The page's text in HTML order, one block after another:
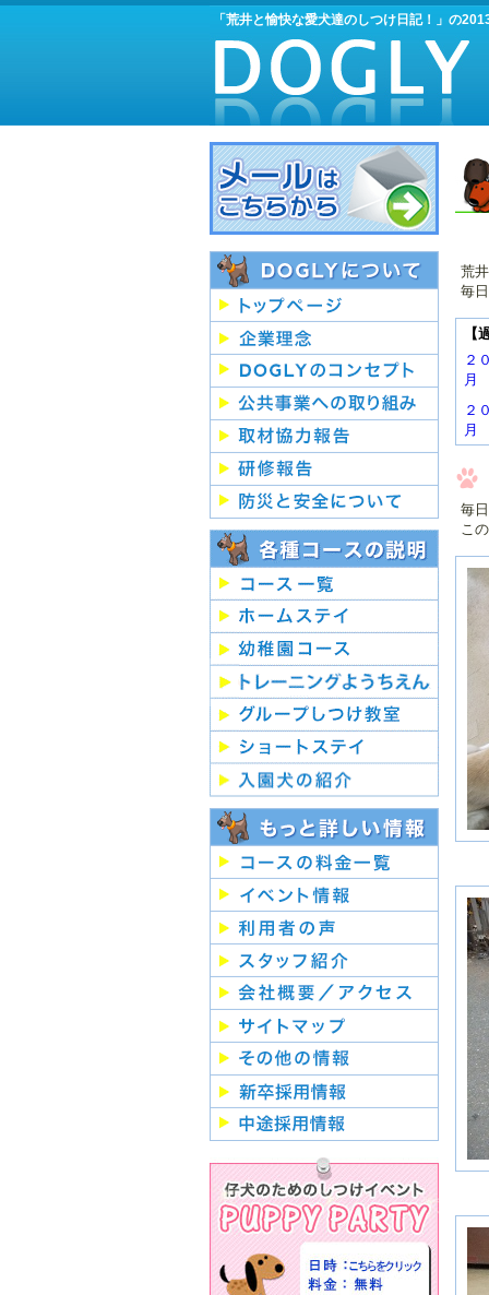
「荒井と愉快な愛犬達のしつけ日記！」の
荒
毎
【
２
月
２
月
月
２
月
２
月
２
２
月
２
月
月
２
月
２
２
月
２
月
２
月
２
２
２
月
毎
こ